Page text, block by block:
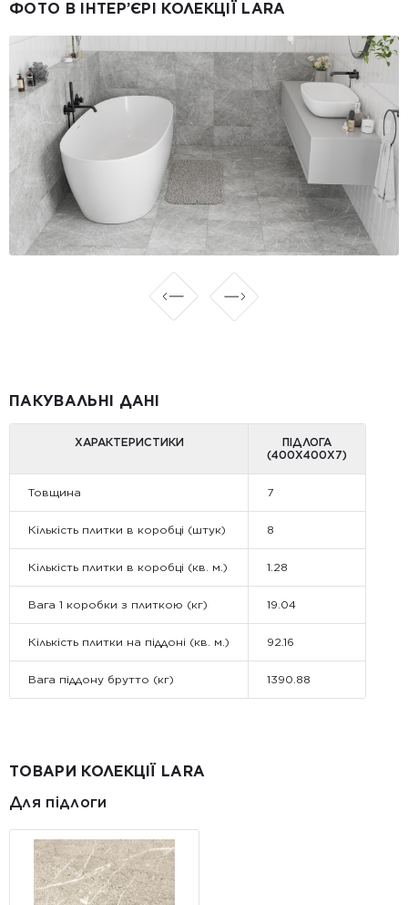
ФОТО В ІНТЕР’ЄРІ КОЛЕКЦІЇ LARA
ПАКУВАЛЬНІ ДАНІ
ХАРАКТЕРИСТИКИ
ПІДЛОГА
(400Х400Х7)
Товщина 7
Кількість плитки в коробці (штук) 8
Кількість плитки в коробці (кв. м.) 1.28
Вага 1 коробки з плиткою (кг) 19.04
Кількість плитки на піддоні (кв. м.) 92.16
Вага піддону брутто (кг) 1390.88
ТОВАРИ КОЛЕКЦІЇ LARA
Для підлоги